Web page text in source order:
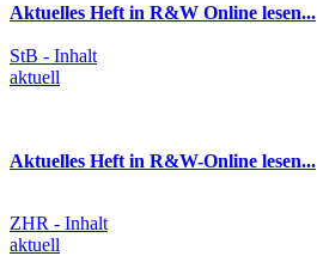
Aktuelles Heft in R&W Online lesen...
StB - Inhalt
aktuell
Aktuelles Heft in R&W-Online lesen...
ZHR - Inhalt
aktuell